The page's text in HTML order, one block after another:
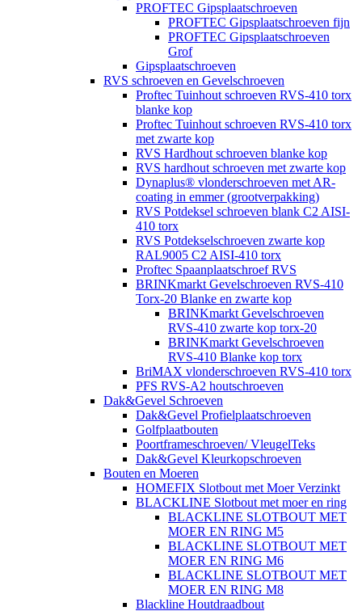
PROFTEC Gipsplaatschroeven
PROFTEC Gipsplaatschroeven fijn
PROFTEC Gipsplaatschroeven
Grof
Gipsplaatschroeven
RVS schroeven en Gevelschroeven
Proftec Tuinhout schroeven RVS-410 torx
blanke kop
Proftec Tuinhout schroeven RVS-410 torx
met zwarte kop
RVS Hardhout schroeven blanke kop
RVS hardhout schroeven met zwarte kop
Dynaplus® vlonderschroeven met AR-
coating in emmer (grootverpakking)
RVS Potdeksel schroeven blank C2 AISI-
410 torx
RVS Potdekselschroeven zwarte kop
RAL9005 C2 AISI-410 torx
Proftec Spaanplaatschroef RVS
BRINKmarkt Gevelschroeven RVS-410
Torx-20 Blanke en zwarte kop
BRINKmarkt Gevelschroeven
RVS-410 zwarte kop torx-20
BRINKmarkt Gevelschroeven
RVS-410 Blanke kop torx
BriMAX vlonderschroeven RVS-410 torx
PFS RVS-A2 houtschroeven
Dak&Gevel Schroeven
Dak&Gevel Profielplaatschroeven
Golfplaatbouten
Poortframeschroeven/ VleugelTeks
Dak&Gevel Kleurkopschroeven
Bouten en Moeren
HOMEFIX Slotbout met Moer Verzinkt
BLACKLINE Slotbout met moer en ring
BLACKLINE SLOTBOUT MET
MOER EN RING M5
BLACKLINE SLOTBOUT MET
MOER EN RING M6
BLACKLINE SLOTBOUT MET
MOER EN RING M8
Blackline Houtdraadbout